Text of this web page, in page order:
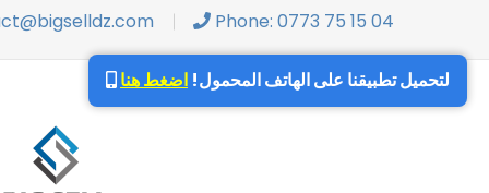
Phone: 0773 75 15 04
لتحميل تطبيقنا على الهاتف المحمول! اضغط هنا